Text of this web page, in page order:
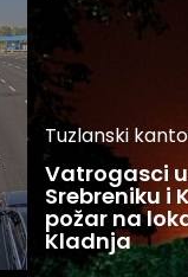
Tuzlanski
Vatrogasci
Srebreniku i
požar na
Kladnja